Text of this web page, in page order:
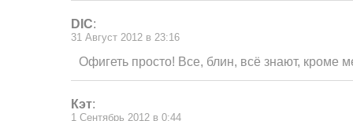
DIC:
31 Август 2012 в 23:16
Офигеть просто! Все, блин, всё знают, кроме
Кэт:
1 Сентябрь 2012 в 0:44